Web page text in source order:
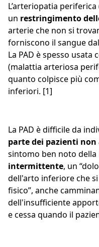
L’arteriopatia
un restringimento
arterie che non si
forniscono il sangue
La PAD è spesso usata
(malattia arteriosa
quanto colpisce più
inferiori. [1]
La PAD è difficile da
parte dei pazienti
sintomo ben noto della
intermittente, un
dell'arto inferiore che
fisico”, anche
dell'insufficiente
e cessa quando il